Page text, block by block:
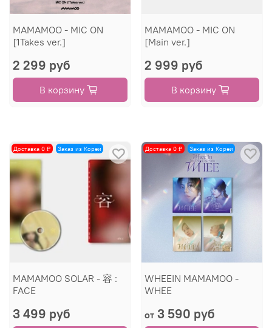
MAMAMOO - MIC ON
[1Takes ver.]
2 299 руб
В корзину
MAMAMOO - MIC ON
[Main ver.]
2 999 руб
В корзину
Доставка 0 ₽ Заказ из Кореи
MAMAMOO SOLAR - 容 :
FACE
3 499 руб
Доставка 0 ₽ Заказ из Кореи
WHEEIN MAMAMOO -
WHEE
от3 590 руб